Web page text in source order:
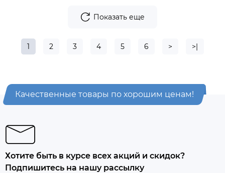
Показать еще
1 2 3 4 5 6 > >|
Качественные товары по хорошим ценам!
Хотите быть в курсе всех акций и скидок?
Подпишитесь на нашу рассылку